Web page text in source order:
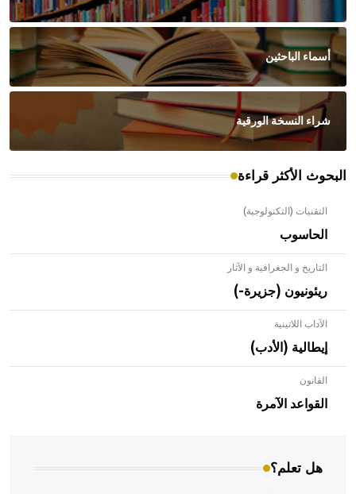
أسماء الباحثين
شراء النسخة الورقية
البحوث الأكثر قراءة
التقنيات (التكنولوجية)
الحاسوب
التاريخ و الجغرافية و الآثار
ريئونيون (جزيرة-)
الآداب اللاتينية
إيطالية (الأدب)
القانون
القواعد الآمرة
هل تعلم؟
- هل تعلم أن الأبلق نوع من الفنون الهندسية التي ارتبطت
بالعمارة الإسلامية في بلاد الشام ومصر خاصة، حيث يحرص
المعمار على بناء مداميكه وخاصة في الواجهات